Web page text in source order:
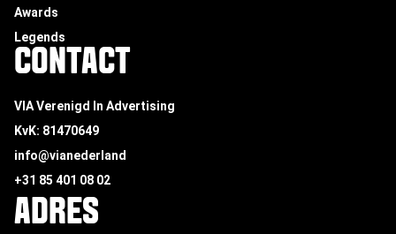
Awards
Legends
CONTACT
VIA Verenigd In Advertising
KvK: 81470649
info@vianederland
+31 85 401 08 02
ADRES